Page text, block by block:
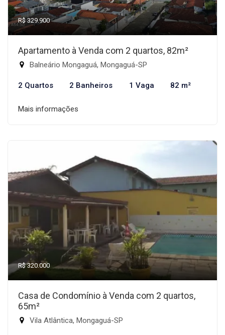
R$ 329.900
Apartamento à Venda com 2 quartos, 82m²
Balneário Mongaguá, Mongaguá-SP
2 Quartos 2 Banheiros 1 Vaga 82 m²
Mais informações
R$ 320.000
Casa de Condomínio à Venda com 2 quartos,
65m²
Vila Atlântica, Mongaguá-SP